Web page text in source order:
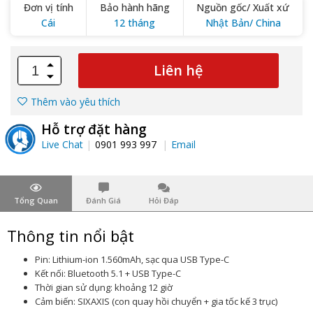
Đơn vị tính
Cái
Bảo hành hãng
12 tháng
Nguồn gốc/ Xuất xứ
Nhật Bản/ China
Liên hệ
Thêm vào yêu thích
Hỗ trợ đặt hàng
Live Chat 0901 993 997 Email
Tổng Quan Đánh Giá Hỏi Đáp
Thông tin nổi bật
Pin: Lithium-ion 1.560mAh, sạc qua USB Type-C
Kết nối: Bluetooth 5.1 + USB Type-C
Thời gian sử dụng: khoảng 12 giờ
Cảm biến: SIXAXIS (con quay hồi chuyển + gia tốc kế 3 trục)